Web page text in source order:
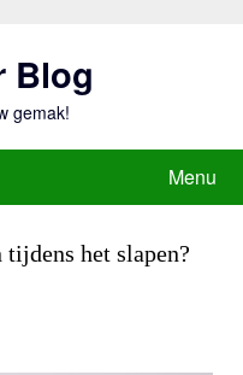
Blog
gemak!
Menu
het slapen?